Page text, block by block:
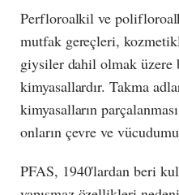
Perfloroalkil ve
mutfak gereçleri,
giysiler dahil olmak üzere
kimyasallardır. Takma
kimyasalların
onların çevre ve
PFAS, 1940'lardan beri